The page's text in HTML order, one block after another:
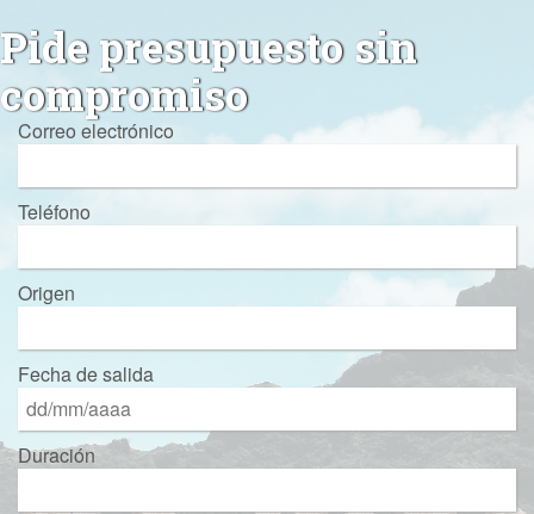
Pide presupuesto sin
compromiso
Correo electrónico
Teléfono
Origen
Fecha de salida
Duración